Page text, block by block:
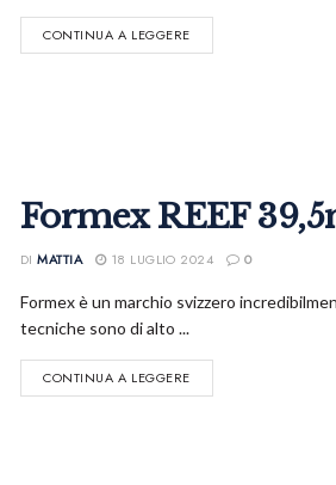
CONTINUA A LEGGERE
Formex REEF
DI MATTIA 18 LUGLIO 2024 0
Formex è un marchio svizzero
tecniche sono di alto ...
CONTINUA A LEGGERE